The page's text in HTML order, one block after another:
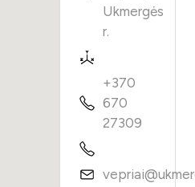
Ukmergės
r.
+370
670
27309